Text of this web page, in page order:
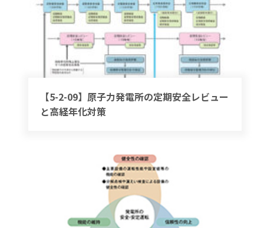
【5-2-09】原子力発電所の定期安全レビュー
と高経年化対策